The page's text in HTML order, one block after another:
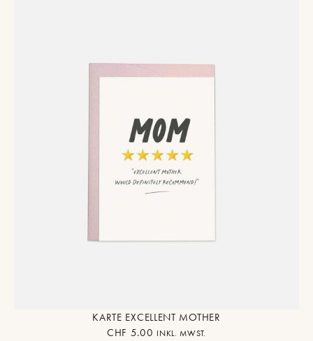
KARTE EXCELLENT MOTHER
CHF 5.00 INKL. MWST.